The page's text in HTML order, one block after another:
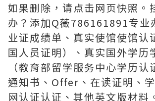
如果删除，请点击网页快照。
办？添加Q薇786161891专业
业证成绩单、真实使馆使馆认
国人员证明）、真实国外学历
（教育部留学服务中心学历认
通知书、Offer、在读证明、
网认证认证、其他英文版材料